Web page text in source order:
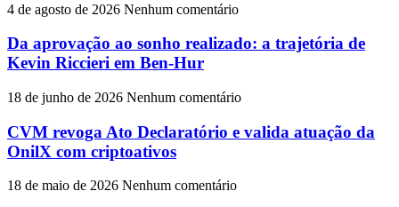
4 de agosto de 2026 Nenhum comentário
Da aprovação ao sonho realizado: a trajetória de
Kevin Riccieri em Ben-Hur
18 de junho de 2026 Nenhum comentário
CVM revoga Ato Declaratório e valida atuação da
OnilX com criptoativos
18 de maio de 2026 Nenhum comentário